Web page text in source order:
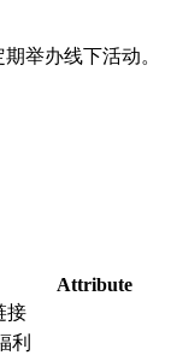
举办线下活动。
Attribute
接
利